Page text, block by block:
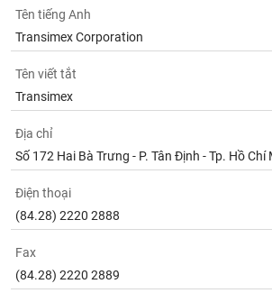
Tên tiếng Anh
Transimex Corporation
Tên viết tắt
Transimex
Địa chỉ
Số 172 Hai Bà Trưng - P. Tân Định - Tp. Hồ Chí
Điện thoại
(84.28) 2220 2888
Fax
(84.28) 2220 2889